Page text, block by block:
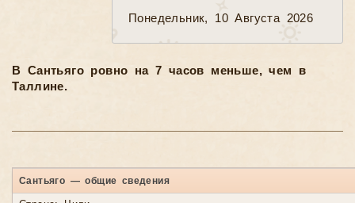
Понедельник, 10 Августа 2026
В Сантьяго ровно на 7 часов меньше, чем в
Таллине.
Сантьяго — общие сведения